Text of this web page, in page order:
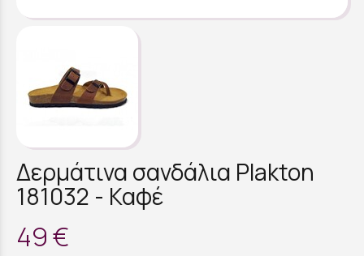
Δερμάτινα σανδάλια Plakton
181032 - Καφέ
49 €